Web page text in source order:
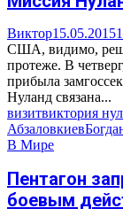
Виктор15.05.2015
США, видимо,
протеже. В
прибыла
Нуланд связана...
визитвиктория
Абзаловкиев
В Мире
Пентагон
боевым